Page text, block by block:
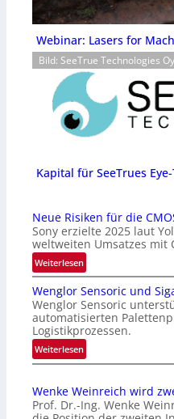
Webinar: Lasers for
Bild: SeeTrue Technologies Oy
Kapital für SeeTrues
Neue Risiken für die
Sony erzielte 2025 laut
weltweiten Umsatzes mit
Weiterlesen:
N
e
u
e
R
i
s
k
e
Wenglor Sensoric und
Wenglor Sensoric
automatisierten
Logistikprozessen.
Weiterlesen:
W
n
g
Wenke Weinreich wird
Prof. Dr.-Ing. Wenke